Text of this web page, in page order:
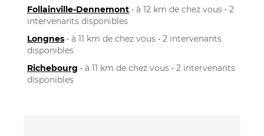
Follainville-Dennemont • à 12 km de chez vous • 2
intervenants disponibles
Longnes • à 11 km de chez vous • 2 intervenants
disponibles
Richebourg • à 11 km de chez vous • 2 intervenants
disponibles